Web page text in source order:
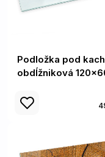
Podložka pod
obdĺžniková